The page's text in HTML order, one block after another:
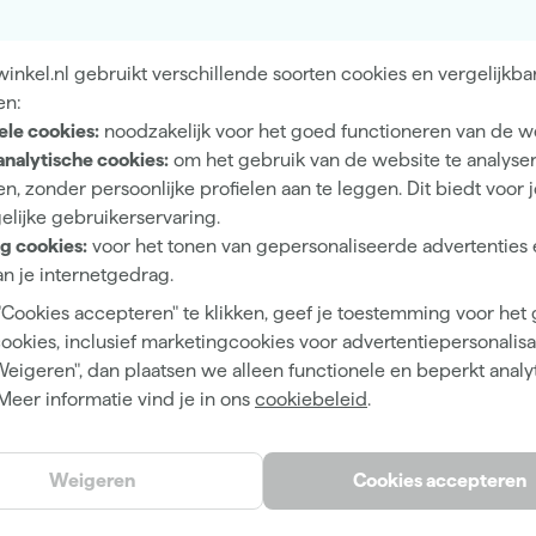
gebruikt verschillende soorten cookies en
cookies: noodzakelijk voor het goed functioneren van de
cookies: om het gebruik van de website te
zonder persoonlijke profielen aan te leggen. Dit biedt voor
gebruikerservaring.
cookies: voor het tonen van gepersonaliseerde advertenties
je internetgedrag.
accepteren" te klikken, geef je toestemming voor het
inclusief marketingcookies voor
dan plaatsen we alleen functionele en beperkt
informatie vind je in ons cookiebeleid.
Cookies accepteren
Weigeren
Hoogglans
Dekkend
2 h
Waterbasis (acryl)
Kwast, Viltroller